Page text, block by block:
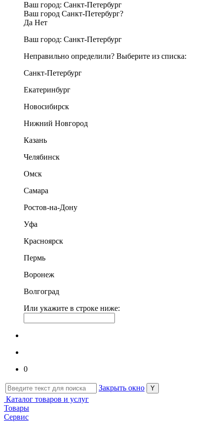
Ваш город: Санкт-Петербург
Ваш город Санкт-Петербург?
Да Нет
Ваш город: Санкт-Петербург
Неправильно определили? Выберите из списка:
Санкт-Петербург
Екатеринбург
Новосибирск
Нижний Новгород
Казань
Челябинск
Омск
Самара
Ростов-на-Дону
Уфа
Красноярск
Пермь
Воронеж
Волгоград
Или укажите в строке ниже:
0
Закрыть окно
Каталог товаров и услуг
Товары
Сервис